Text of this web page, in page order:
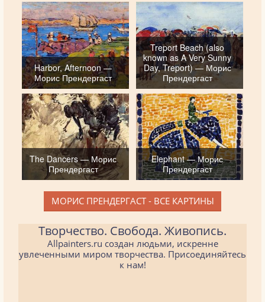
Harbor, Afternoon —
Морис Прендергаст
Treport Beach (also
known as A Very Sunny
Day, Treport) — Морис
Прендергаст
The Dancers — Морис
Прендергаст
Elephant — Морис
Прендергаст
МОРИС ПРЕНДЕРГАСТ - ВСЕ КАРТИНЫ
Творчество. Свобода. Живопись.
Allpainters.ru создан людьми, искренне
увлеченными миром творчества. Присоединяйтесь
к нам!